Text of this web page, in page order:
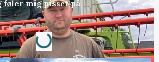
føler mig pisset på
Annonce
Loading...